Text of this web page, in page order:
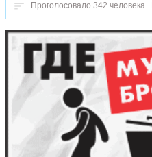
Проголосовало 342 человека